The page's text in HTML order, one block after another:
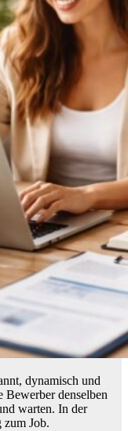
dynamisch und
Bewerber denselben
warten. In der
zum Job.